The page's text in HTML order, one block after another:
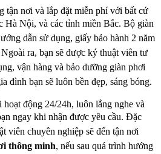
tận nơi và lắp đặt miễn phí với bất cứ
Hà Nội, và các tỉnh miền Bắc. Bộ giàn
dẫn sử dụng, giấy bảo hành 2 năm
ra, bạn sẽ được ký thuật viên tư
vận hàng và bảo dưỡng giàn phơi
đình bạn sẽ luôn bền đẹp, sáng bóng.
động 24/24h, luôn lắng nghe và
ngay khi nhận được yêu cầu. Đặc
viên chuyên nghiệp sẽ đến tận nơi
thông minh, nếu sau quá trình hướng